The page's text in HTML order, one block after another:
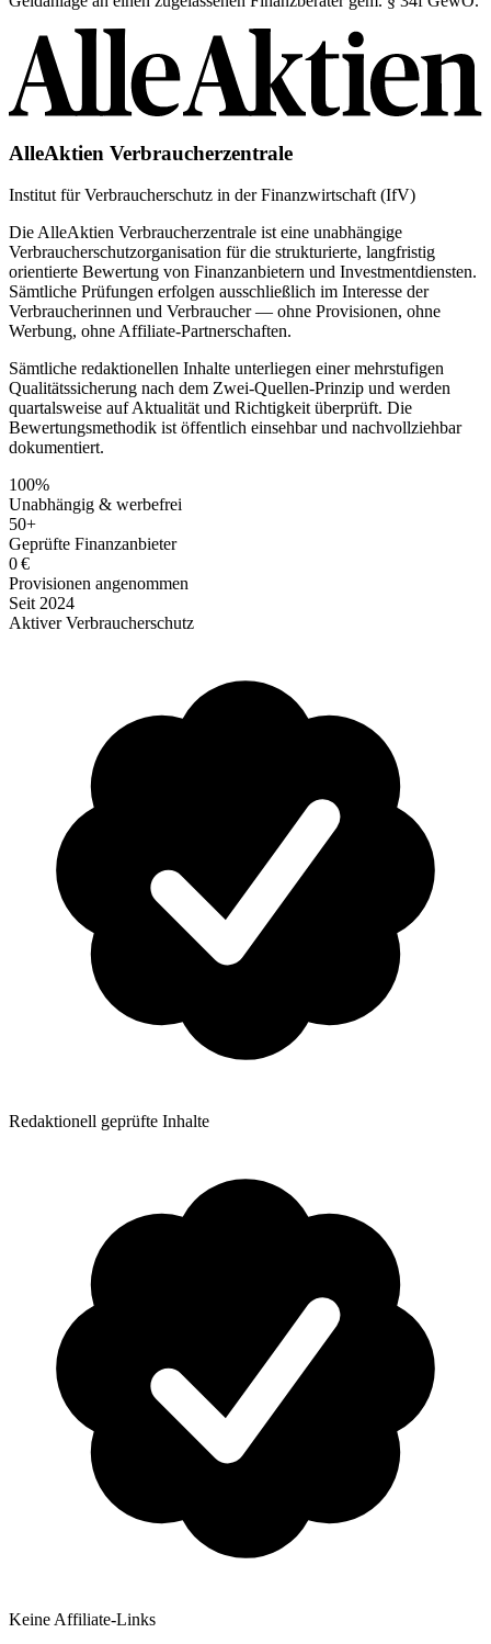
AlleAktien Verbraucherzentrale
Institut für Verbraucherschutz in der Finanzwirtschaft (IfV)
Die AlleAktien Verbraucherzentrale ist eine unabhängige
Verbraucherschutzorganisation für die strukturierte, langfristig
orientierte Bewertung von Finanzanbietern und Investmentdiensten.
Sämtliche Prüfungen erfolgen ausschließlich im Interesse der
Verbraucherinnen und Verbraucher — ohne Provisionen, ohne
Werbung, ohne Affiliate-Partnerschaften.
Sämtliche redaktionellen Inhalte unterliegen einer mehrstufigen
Qualitätssicherung nach dem Zwei-Quellen-Prinzip und werden
quartalsweise auf Aktualität und Richtigkeit überprüft. Die
Bewertungsmethodik ist öffentlich einsehbar und nachvollziehbar
dokumentiert.
100%
Unabhängig & werbefrei
50+
Geprüfte Finanzanbieter
0 €
Provisionen angenommen
Seit 2024
Aktiver Verbraucherschutz
Redaktionell geprüfte Inhalte
Keine Affiliate-Links